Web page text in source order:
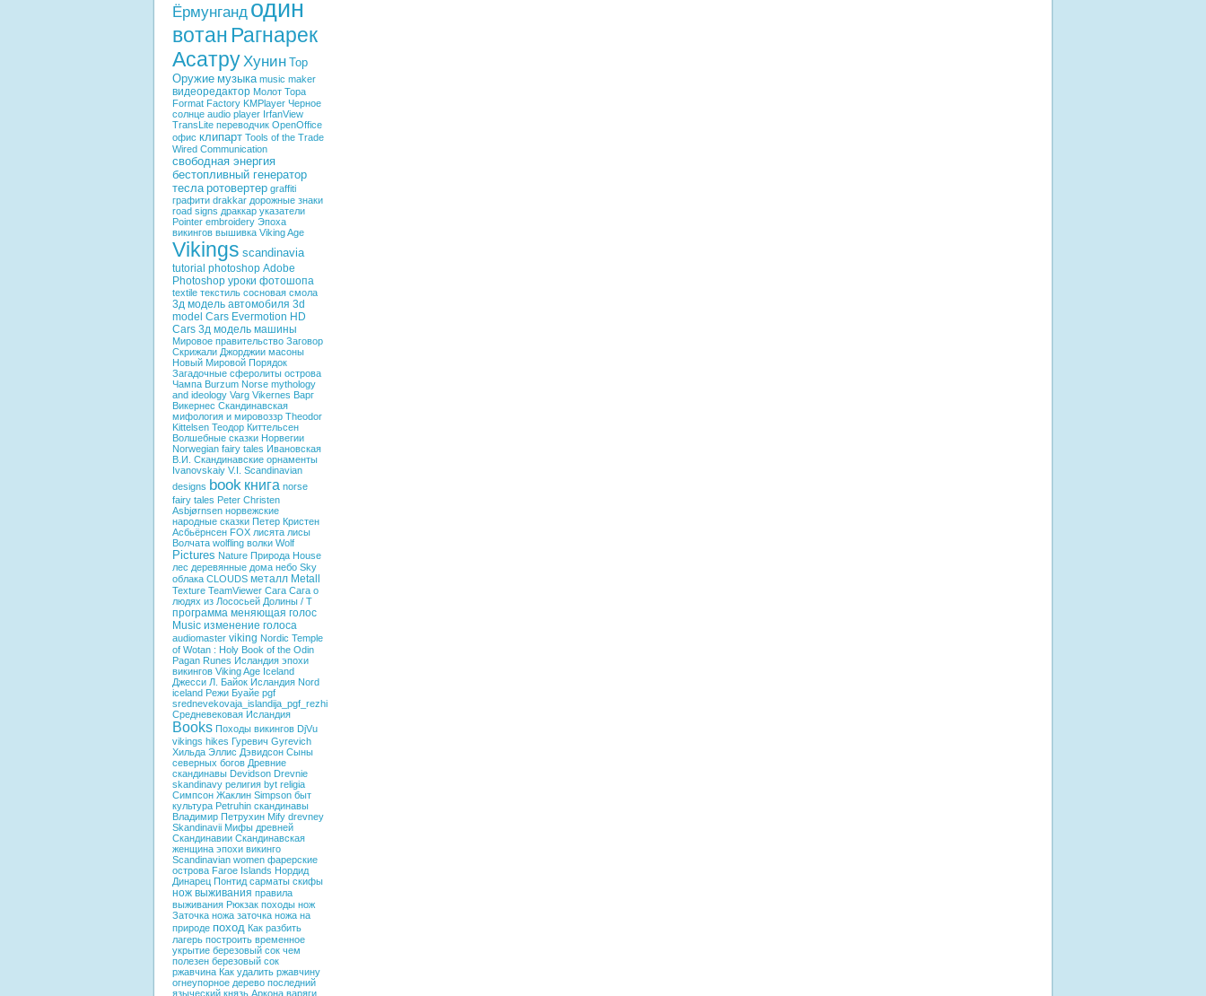
Ёрмунганд один
вотанРагнарек
АсатруХунин Тор
Оружие музыка music maker
видеоредактор Молот Тора
Format Factory KMPlayer Черное
солнце audio player IrfanView
TransLite переводчик OpenOffice
офис клипарт Tools of the Trade
Wired Communication
свободная энергия
бестопливный генератор
тесла ротовертер graffiti
графити drakkar дорожные знаки
road signs драккар указатели
Pointer embroidery Эпоха
викингов вышивка Viking Age
Vikings scandinavia
tutorial photoshop Adobe
Photoshop уроки фотошопа
textile текстиль сосновая смола
3д модель автомобиля 3d
model Cars Evermotion HD
Cars 3д модель машины
Мировое правительство Заговор
Скрижали Джорджии масоны
Новый Мировой Порядок
Загадочные сферолиты острова
Чампа Burzum Norse mythology
and ideology Varg Vikernes Варг
Викернес Скандинавская
мифология и мировоззр Theodor
Kittelsen Теодор Киттельсен
Волшебные сказки Норвегии
Norwegian fairy tales Ивановская
В.И. Скандинавские орнаменты
Ivanovskaiy V.I. Scandinavian
designs book книга norse
fairy tales Peter Christen
Asbjørnsen норвежские
народные сказки Петер Кристен
Асбьёрнсен FOX лисята лисы
Волчата wolfling волки Wolf
Pictures Nature Природа House
лес деревянные дома небо Sky
облака CLOUDS металл Metall
Texture TeamViewer Сага Сага о
людях из Лососьей Долины / T
программа меняющая голос
Music изменение голоса
audiomaster viking Nordic Temple
of Wotan : Holy Book of the Odin
Pagan Runes Исландия эпохи
викингов Viking Age Iceland
Джесси Л. Байок Исландия Nord
iceland Режи Буайе pgf
srednevekovaja_islandija_pgf_rezhi
Средневековая Исландия
Books Походы викингов DjVu
vikings hikes Гуревич Gyrevich
Хильда Эллис Дэвидсон Сыны
северных богов Древние
скандинавы Devidson Drevnie
skandinavy религия byt religia
Симпсон Жаклин Simpson быт
культура Petruhin скандинавы
Владимир Петрухин Mify drevney
Skandinavii Мифы древней
Скандинавии Скандинавская
женщина эпохи викинго
Scandinavian women фарерские
острова Faroe Islands Нордид
Динарец Понтид сарматы скифы
нож выживания правила
выживания Рюкзак походы нож
Заточка ножа заточка ножа на
природе поход Как разбить
лагерь построить временное
укрытие березовый сок чем
полезен березовый сок
ржавчина Как удалить ржавчину
огнеупорное дерево последний
языческий князь Аркона варяги